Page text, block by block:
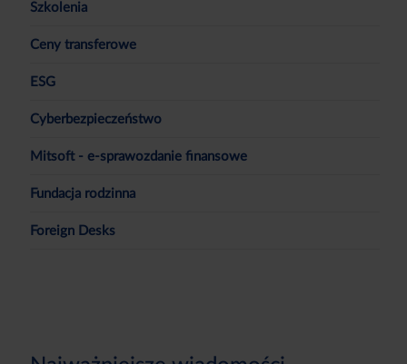
Szkolenia
Ceny transferowe
ESG
Cyberbezpieczeństwo
Mitsoft - e-sprawozdanie finansowe
Fundacja rodzinna
Foreign Desks